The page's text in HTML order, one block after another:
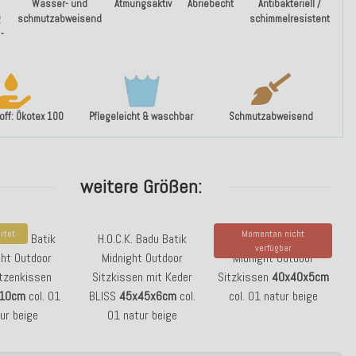
Wasser- und
schmutzabweisend
Atmungsaktiv Abriebecht
Antibakteriell /
schimmelresistent
Ökotex 100 Pflegeleicht & waschbar Schmutzabweisend
weitere Größen:
Badu Batik
Outdoor
col. 01
beige
H.O.C.K. Badu Batik
Midnight Outdoor
Sitzkissen mit Keder
BLISS 45x45x6cmcol.
01 natur beige
Momentan nicht
verfügbar
H.O.C.K. Badu Batik
Midnight Outdoor
Sitzkissen 40x40x5cm
col. 01 natur beige